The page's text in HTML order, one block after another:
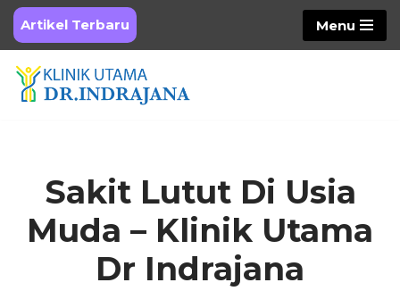
Skip
to
content
Artikel Terbaru Menu
Sakit Lutut Di Usia
Muda – Klinik Utama
Dr Indrajana